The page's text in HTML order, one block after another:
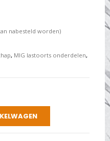
nabesteld worden)
, MIG lastoorts onderdelen,